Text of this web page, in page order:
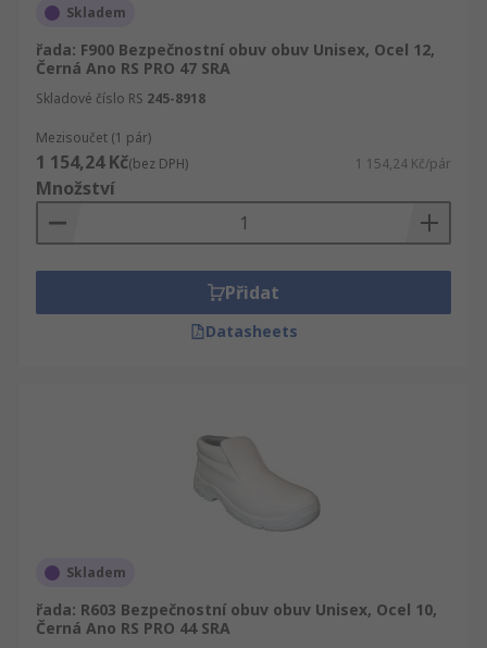
Skladem
řada: F900 Bezpečnostní obuv obuv Unisex, Ocel 12,
Černá Ano RS PRO 47 SRA
Skladové číslo RS 245-8918
Mezisoučet (1 pár)
1 154,24 Kč(bez DPH) 1 154,24 Kč/pár
Množství
Přidat
Datasheets
Skladem
řada: R603 Bezpečnostní obuv obuv Unisex, Ocel 10,
Černá Ano RS PRO 44 SRA